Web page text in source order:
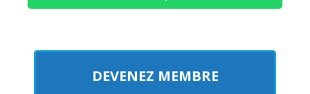
DEVENEZ MEMBRE